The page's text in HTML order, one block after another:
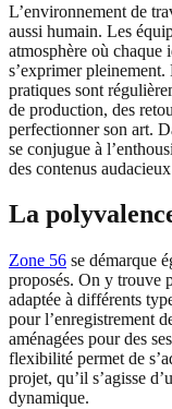
L’environnement de
aussi humain. Les
atmosphère où chaque
s’exprimer pleinement.
pratiques sont
de production, des
perfectionner son art.
se conjugue à
des contenus
La
Zone 56 se démarque
proposés. On y trouve
adaptée à différents
pour l’enregistrement
aménagées pour des
flexibilité permet de
projet, qu’il s’agisse
dynamique.